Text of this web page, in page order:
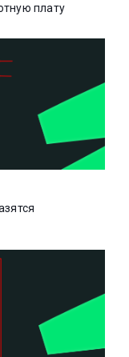
плату